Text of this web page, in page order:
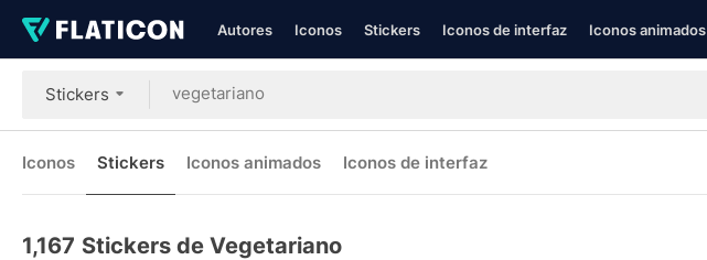
Autores Iconos Stickers Iconos de interfaz Iconos animados
Stickers
Iconos Stickers Iconos animados Iconos de interfaz
1,167 Stickers de Vegetariano